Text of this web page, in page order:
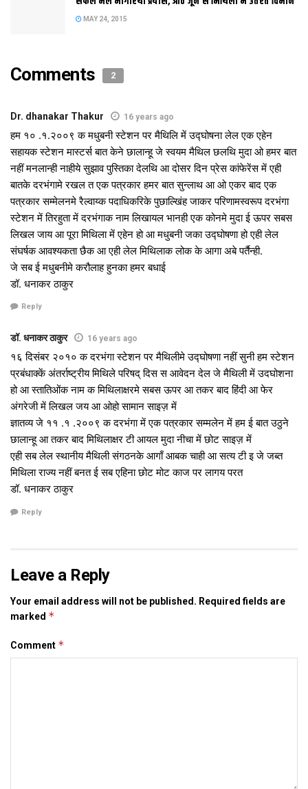
व्यवस्थापक एएस जायसवाल स फोन पर आंदोलनकारी क गप भेल आ एक
मे अवस्थित आन टिसन पर सेहो मैथिली मे उद्घोषणा शुरू भ जाएत।
Tags: maithili
MAY 24, 2015
Comments 2
Dr. dhanakar Thakur 16 years ago
हम १० .१.२००९ क मधुबनी स्टेशन पर मैथिलि में उद्घोषना लेल एक एहेन
सहायक स्टेशन मास्टर्स बात केने छालान्हू जे स्वयम मैथिल छलथि मुदा ओ हमर बात
नहीं मनलान्ही नाहीये सुझाव पुस्तिका देलथि आ दोसर दिन प्रेस कांफेरेंस में एही
बातके दरभंगामे रखल त एक पत्रकार हमर बात सुन्लाथ आ ओ एकर बाद एक
पत्रकार सम्मेलनमे रैल्वाय्क पदाधिकरिके पुछाल्खिंह जाकर परिणामस्वरूप दरभंगा
स्टेशन में तिरहुता में दरभंगाक नाम लिखायल भानही एक कोनमे मुदा ई ऊपर सबस
लिखल जाय आ पूरा मिथिला में एहेन हो आ मधुबनी जका उद्घोषणा हो एही लेल
संघर्षक आवश्यकता छैक आ एही लेल मिथिलाक लोक के आगा अबे पर्तैन्ही.
जे सब ई मधुबनीमे करौलाह हुनका हमर बधाई
डॉ. धनाकर ठाकुर
Reply
डॉ. धनाकर ठाकुर 16 years ago
१६ दिसंबर २०१० क दरभंगा स्टेशन पर मैथिलीमे उद्घोषणा नहीं सुनी हम स्टेशन
प्रबंधाक्कें अंतर्राष्ट्रीय मिथिले परिषद् दिस स आवेदन देल जे मैथिली में उदघोशना
हो आ स्तातिओंक नाम क मिथिलाक्षरमे सबस ऊपर आ तकर बाद हिंदी आ फेर
अंगरेजी में लिखल जय आ ओहो सामान साइज़ में
ज्ञातव्य जे ११ .१ .२००९ क दरभंगा में एक पत्रकार सम्मलेन में हम ई बात उठुने
छालान्हू आ तकर बाद मिथिलाक्षर टी आयल मुदा नीचा में छोट साइज़ में
एही सब लेल स्थानीय मैथिली संगठनके आगाँ आबक चाही आ सत्य टी इ जे जब्त
मिथिला राज्य नहीं बनत ई सब एहिना छोट मोट काज पर लागय परत
डॉ. धनाकर ठाकुर
Reply
Leave a Reply
Your email address will not be published. Required fields are
marked *
Comment *